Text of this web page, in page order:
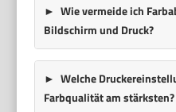
Wie vermeide ich
Bildschirm und Druck?
Welche
Farbqualität am stärksten?